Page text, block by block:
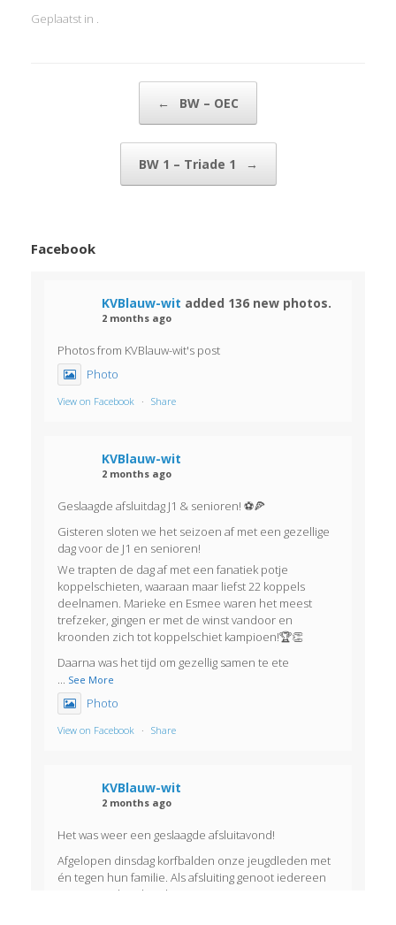
Geplaatst in .
← BW – OEC
BW 1 – Triade 1 →
Facebook
KVBlauw-wit added 136 new photos.
2 months ago
Photos from KVBlauw-wit's post
Photo
View on Facebook · Share
KVBlauw-wit
2 months ago
Geslaagde afsluitdag J1 & senioren! ⚽🍕
Gisteren sloten we het seizoen af met een gezellige
dag voor de J1 en senioren!
We trapten de dag af met een fanatiek potje
koppelschieten, waaraan maar liefst 22 koppels
deelnamen. Marieke en Esmee waren het meest
trefzeker, gingen er met de winst vandoor en
kroonden zich tot koppelschiet kampioen!🏆👏
Daarna was het tijd om gezellig samen te ete
See More
Photo
View on Facebook · Share
KVBlauw-wit
2 months ago
Het was weer een geslaagde afsluitavond!
Afgelopen dinsdag korfbalden onze jeugdleden met
én tegen hun familie. Als afsluiting genoot iedereen
van een welverdiend ijsje!